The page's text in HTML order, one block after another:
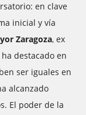
en clave
inicial y vía
Zaragoza, ex
destacado en
ser iguales en
alcanzado
El poder de la